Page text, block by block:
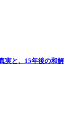
実と、15年後の和解